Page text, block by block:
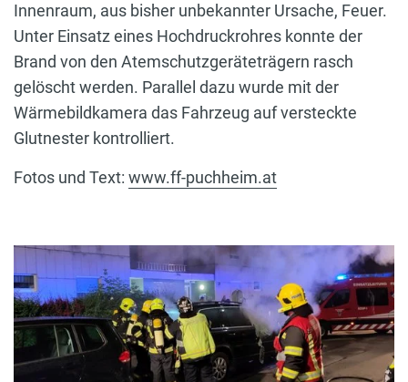
Innenraum, aus bisher unbekannter Ursache, Feuer.
Unter Einsatz eines Hochdruckrohres konnte der
Brand von den Atemschutzgeräteträgern rasch
gelöscht werden. Parallel dazu wurde mit der
Wärmebildkamera das Fahrzeug auf versteckte
Glutnester kontrolliert.
Fotos und Text: www.ff-puchheim.at